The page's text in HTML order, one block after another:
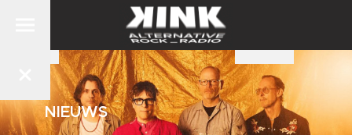
NIEUWS